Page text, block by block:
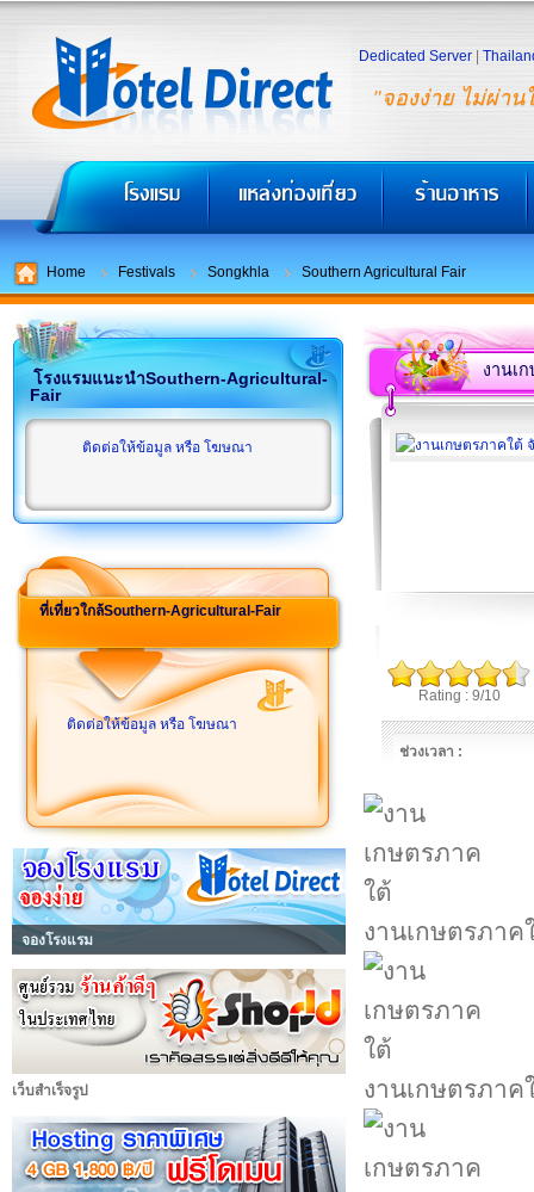
"จองง่าย ไม่ผ่าน
Dedicated Server
Home Festivals Songkhla Southern Agricultural Fair
โรงแรมแนะนำSouthern-Agricultural-
Fair
ติดต่อให้ข้อมูล หรือ โฆษณา
ที่เที่ยวใกล้Southern-Agricultural-Fair
ติดต่อให้ข้อมูล หรือ โฆษณา
จองโรงแรม
เว็บสำเร็จรูป
งานเ
Rating : 9/10
ช่วงเวลา :
งานเกษตรภาค
งานเกษตรภาค